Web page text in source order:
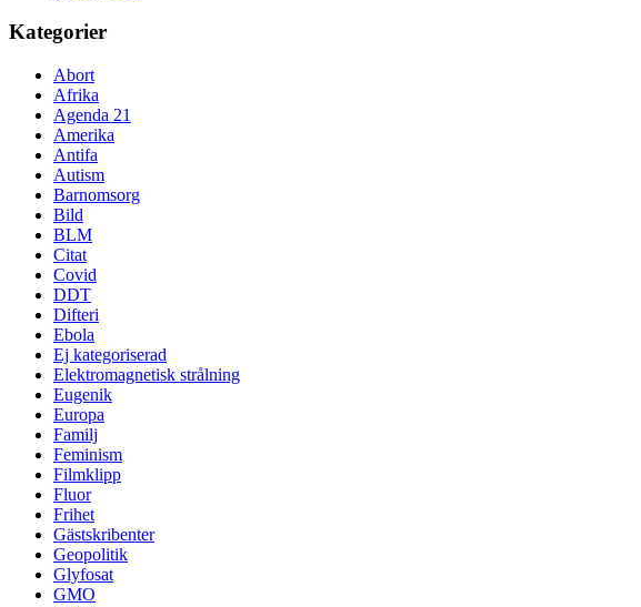
Kategorier
Abort
Afrika
Agenda 21
Amerika
Antifa
Autism
Barnomsorg
Bild
BLM
Citat
Covid
DDT
Difteri
Ebola
Ej kategoriserad
Elektromagnetisk strålning
Eugenik
Europa
Familj
Feminism
Filmklipp
Fluor
Frihet
Gästskribenter
Geopolitik
Glyfosat
GMO